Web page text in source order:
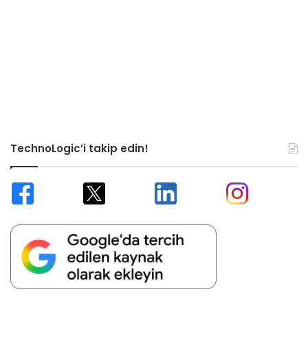
TechnoLogic’i takip edin!